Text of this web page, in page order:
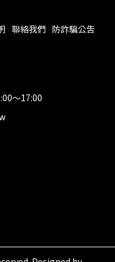
聯絡我們 防詐騙公告
～17:00